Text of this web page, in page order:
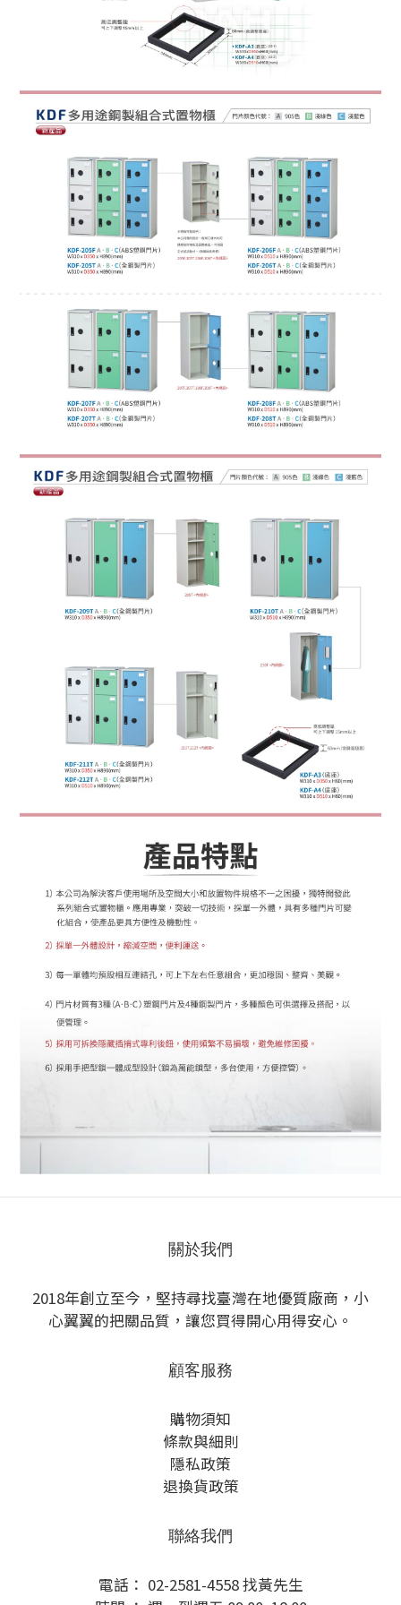
關於我們
2018年創立至今，堅持尋找臺灣在地優質廠商，小
心翼翼的把關品質，讓您買得開心用得安心。
顧客服務
購物須知
條款與細則
隱私政策
退換貨政策
聯絡我們
電話： 02-2581-4558 找黃先生